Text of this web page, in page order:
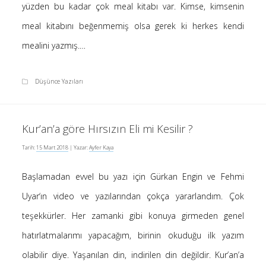
yüzden bu kadar çok meal kitabı var. Kimse, kimsenin
meal kitabını beğenmemiş olsa gerek ki herkes kendi
mealini yazmış.…
Düşünce Yazıları
Kur’an’a göre Hırsızın Eli mi Kesilir ?
Tarih:15 Mart 2018 | Yazar:Ayfer Kaya
Başlamadan evvel bu yazı için Gürkan Engin ve Fehmi
Uyar‘ın video ve yazılarından çokça yararlandım. Çok
teşekkürler. Her zamanki gibi konuya girmeden genel
hatırlatmalarımı yapacağım, birinin okuduğu ilk yazım
olabilir diye. Yaşanılan din, indirilen din değildir. Kur’an’a